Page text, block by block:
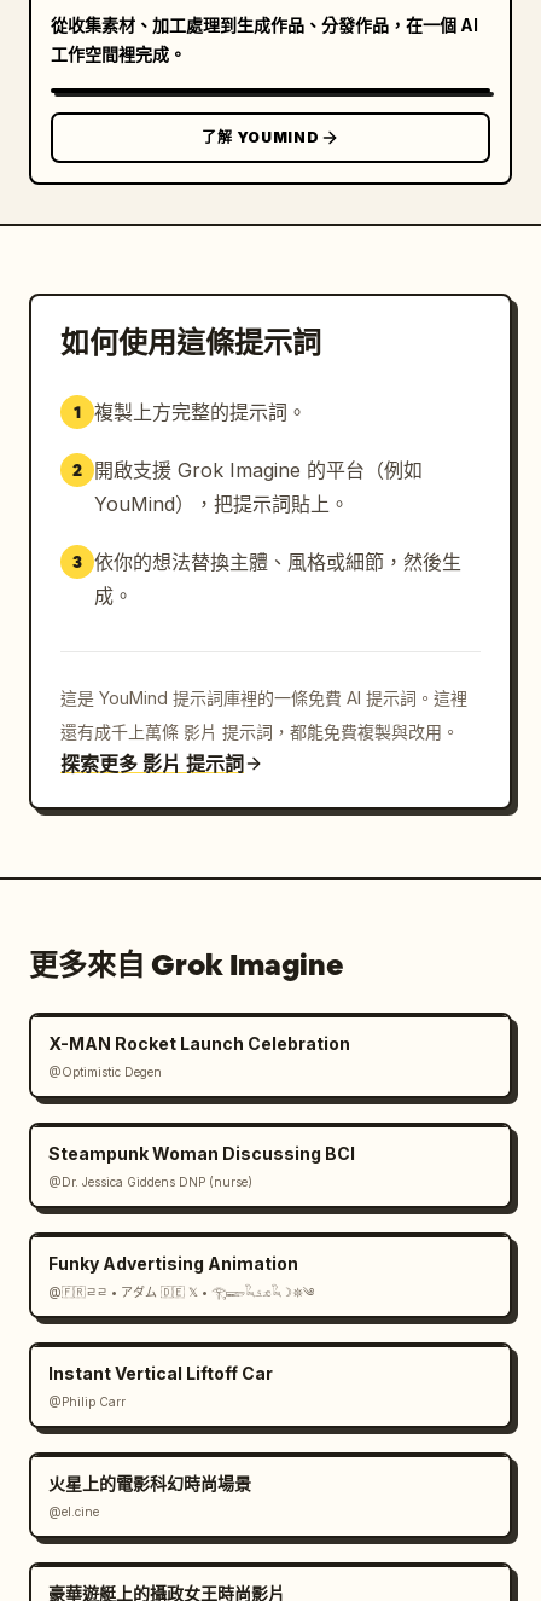
從收集素材、加工處理到生成作品、分發作品，在一個 AI
工作空間裡完成。
了解 YOUMIND
如何使用這條提示詞
1 複製上方完整的提示詞。
2
開啟支援 Grok Imagine 的平台（例如
YouMind），把提示詞貼上。
3 依你的想法替換主體、風格或細節，然後生
成。
這是 YouMind 提示詞庫裡的一條免費 AI 提示詞。這裡
還有成千上萬條 影片 提示詞，都能免費複製與改用。
探索更多 影片 提示詞
更多來自 Grok Imagine
X-MAN Rocket Launch Celebration
@Optimistic Degen
Steampunk Woman Discussing BCI
@Dr. Jessica Giddens DNP (nurse)
Funky Advertising Animation
@🇫🇷ㄹㄹ • アダム 🇩🇪 𝕏 • 𓂀𓆃𓆗𓃭𓆗☽𖤓༄
Instant Vertical Liftoff Car
@Philip Carr
火星上的電影科幻時尚場景
@el.cine
豪華遊艇上的攝政女王時尚影片